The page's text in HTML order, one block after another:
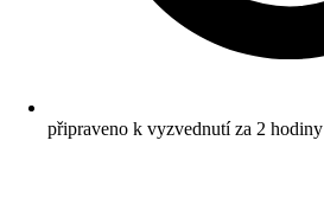
připraveno k vyzvednutí za 2 hodiny